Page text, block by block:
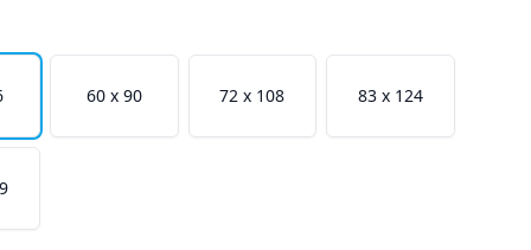
60 x 90 72 x 108 83 x 124